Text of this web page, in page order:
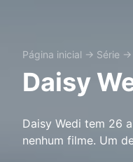
Página inicial → Série
Daisy
Daisy Wedi tem 26
nenhum filme. Um